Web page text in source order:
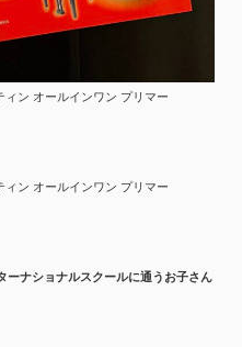
ン オールインワン プリマー
ン オールインワン プリマー
ナショナルスクールに通うお子さん